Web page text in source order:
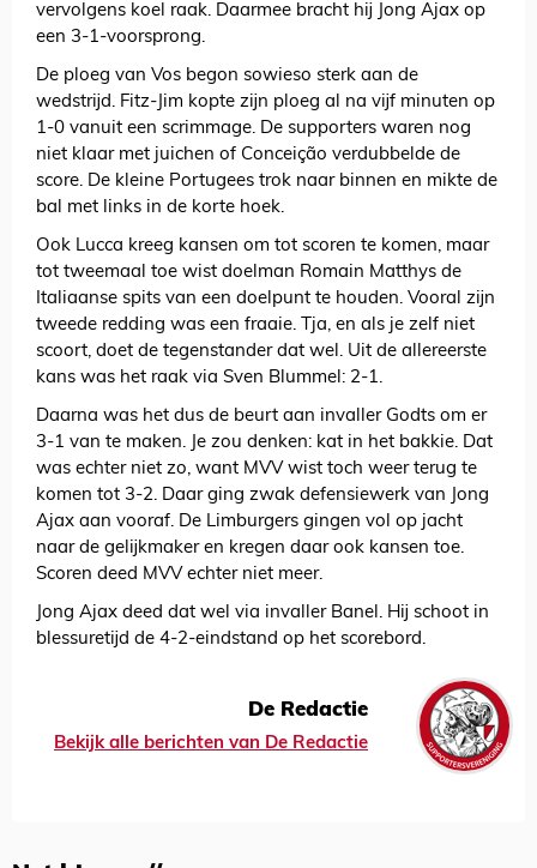
vervolgens koel raak. Daarmee bracht hij Jong Ajax op
een 3-1-voorsprong.
De ploeg van Vos begon sowieso sterk aan de
wedstrijd. Fitz-Jim kopte zijn ploeg al na vijf minuten op
1-0 vanuit een scrimmage. De supporters waren nog
niet klaar met juichen of Conceição verdubbelde de
score. De kleine Portugees trok naar binnen en mikte de
bal met links in de korte hoek.
Ook Lucca kreeg kansen om tot scoren te komen, maar
tot tweemaal toe wist doelman Romain Matthys de
Italiaanse spits van een doelpunt te houden. Vooral zijn
tweede redding was een fraaie. Tja, en als je zelf niet
scoort, doet de tegenstander dat wel. Uit de allereerste
kans was het raak via Sven Blummel: 2-1.
Daarna was het dus de beurt aan invaller Godts om er
3-1 van te maken. Je zou denken: kat in het bakkie. Dat
was echter niet zo, want MVV wist toch weer terug te
komen tot 3-2. Daar ging zwak defensiewerk van Jong
Ajax aan vooraf. De Limburgers gingen vol op jacht
naar de gelijkmaker en kregen daar ook kansen toe.
Scoren deed MVV echter niet meer.
Jong Ajax deed dat wel via invaller Banel. Hij schoot in
blessuretijd de 4-2-eindstand op het scorebord.
De Redactie
Bekijk alle berichten van De Redactie